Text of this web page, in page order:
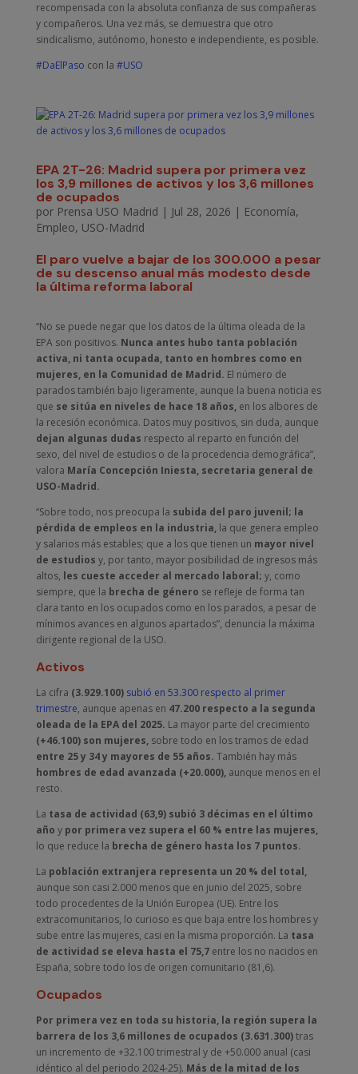
recompensada con la absoluta confianza de sus compañeras
y compañeros. Una vez más, se demuestra que otro
sindicalismo, autónomo, honesto e independiente, es posible.
#DaElPaso con la #USO
EPA 2T-26: Madrid supera por primera vez
los 3,9 millones de activos y los 3,6 millones
de ocupados
por Prensa USO Madrid | Jul 28, 2026 | Economía,
Empleo, USO-Madrid
El paro vuelve a bajar de los 300.000 a pesar
de su descenso anual más modesto desde
la última reforma laboral
“No se puede negar que los datos de la última oleada de la
EPA son positivos. Nunca antes hubo tanta población
activa, ni tanta ocupada, tanto en hombres como en
mujeres, en la Comunidad de Madrid. El número de
parados también bajo ligeramente, aunque la buena noticia es
que se sitúa en niveles de hace 18 años,en los albores de
la recesión económica. Datos muy positivos, sin duda, aunque
dejan algunas dudas respecto al reparto en función del
sexo, del nivel de estudios o de la procedencia demográfica”,
valora María Concepción Iniesta, secretaria general de
USO-Madrid.
“Sobre todo, nos preocupa la subida del paro juvenil; la
pérdida de empleos en la industria,la que genera empleo
y salarios más estables; que a los que tienen un mayor nivel
de estudios y, por tanto, mayor posibilidad de ingresos más
altos, les cueste acceder al mercado laboral; y, como
siempre, que la brecha de género se refleje de forma tan
clara tanto en los ocupados como en los parados, a pesar de
mínimos avances en algunos apartados”, denuncia la máxima
dirigente regional de la USO.
Activos
La cifra (3.929.100) subió en 53.300 respecto al primer
trimestre, aunque apenas en 47.200 respecto a la segunda
oleada de la EPA del 2025. La mayor parte del crecimiento
(+46.100) son mujeres,sobre todo en los tramos de edad
entre 25 y 34 y mayores de 55 años. También hay más
hombres de edad avanzada (+20.000),aunque menos en el
resto.
La tasa de actividad (63,9) subió 3 décimas en el último
año y por primera vez supera el 60 % entre las mujeres,
lo que reduce la brecha de género hasta los 7 puntos.
La población extranjera representa un 20 % del total,
aunque son casi 2.000 menos que en junio del 2025, sobre
todo procedentes de la Unión Europea (UE). Entre los
extracomunitarios, lo curioso es que baja entre los hombres y
sube entre las mujeres, casi en la misma proporción. La tasa
de actividad se eleva hasta el 75,7entre los no nacidos en
España, sobre todo los de origen comunitario (81,6).
Ocupados
Por primera vez en toda su historia, la región supera la
barrera de los 3,6 millones de ocupados (3.631.300)tras
un incremento de +32.100 trimestral y de +50.000 anual (casi
idéntico al del periodo 2024-25). Más de la mitad de los